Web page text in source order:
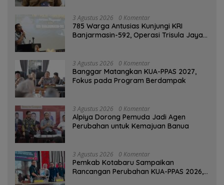
3 Agustus 2026 0 Komentar
785 Warga Antusias Kunjungi KRI
Banjarmasin-592, Operasi Trisula Jaya
3 Agustus 2026 0 Komentar
‎Banggar Matangkan KUA-PPAS 2027,
Fokus pada Program Berdampak
3 Agustus 2026 0 Komentar
‎Alpiya Dorong Pemuda Jadi Agen
Perubahan untuk Kemajuan Banua ‎
3 Agustus 2026 0 Komentar
Pemkab Kotabaru Sampaikan
Rancangan Perubahan KUA-PPAS 2026,